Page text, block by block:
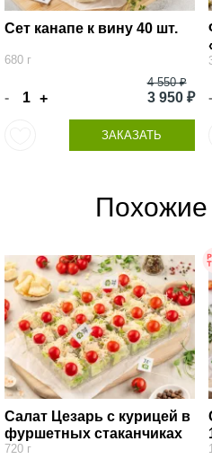
Сет канапе к вину 40 шт.
680 г
- +
4 550 ₽
3 950 ₽
ЗАКАЗАТЬ
-
Салат Цезарь с курицей в
фуршетных стаканчиках
720 г